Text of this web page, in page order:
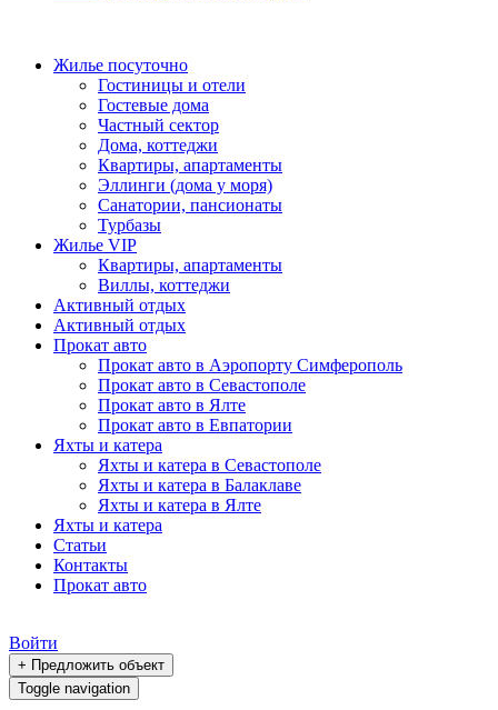
Жилье посуточно
Гостиницы и отели
Гостевые дома
Частный сектор
Дома, коттеджи
Квартиры, апартаменты
Эллинги (дома у моря)
Санатории, пансионаты
Турбазы
Жилье VIP
Квартиры, апартаменты
Виллы, коттеджи
Активный отдых
Активный отдых
Прокат авто
Прокат авто в Аэропорту Симферополь
Прокат авто в Севастополе
Прокат авто в Ялте
Прокат авто в Евпатории
Яхты и катера
Яхты и катера в Севастополе
Яхты и катера в Балаклаве
Яхты и катера в Ялте
Яхты и катера
Статьи
Контакты
Прокат авто
Войти
+ Предложить объект
Toggle navigation